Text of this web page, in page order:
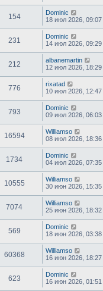
154
Dominic
18 июл 2026, 09:07
231
Dominic
14 июл 2026, 09:29
212
albanemartin
12 июл 2026, 18:29
776
rixatad
10 июл 2026, 12:47
793
Dominic
09 июл 2026, 06:03
16594
Williamso
08 июл 2026, 18:36
1734
Dominic
04 июл 2026, 07:35
10555
Williamso
30 июн 2026, 15:35
7074
Williamso
25 июн 2026, 18:32
569
Dominic
18 июн 2026, 03:38
60368
Williamso
16 июн 2026, 18:27
623
Dominic
16 июн 2026, 01:51